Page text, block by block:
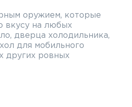
оружием, которые
вкусу на любых
дверца холодильника,
для мобильного
других ровных